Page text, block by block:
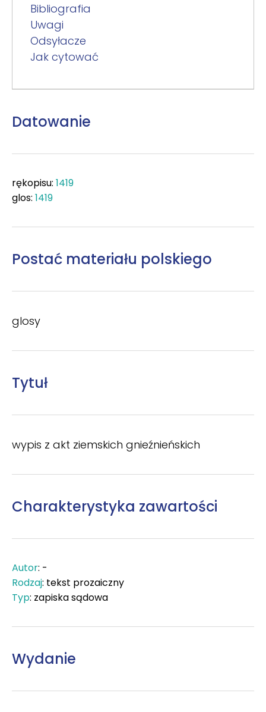
Bibliografia
Uwagi
Odsyłacze
Jak cytować
Datowanie
rękopisu: 1419
glos: 1419
Postać materiału polskiego
glosy
Tytuł
wypis z akt ziemskich gnieźnieńskich
Charakterystyka zawartości
Autor: -
Rodzaj: tekst prozaiczny
Typ: zapiska sądowa
Wydanie